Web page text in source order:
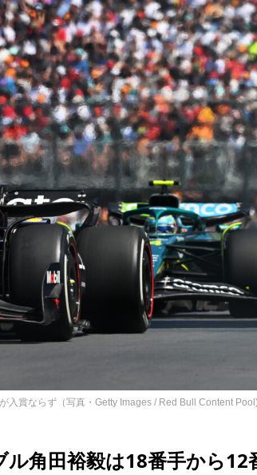
入賞ならず（写真・Getty Images / Red Bull Content Pool)
角田裕毅は18番手から12